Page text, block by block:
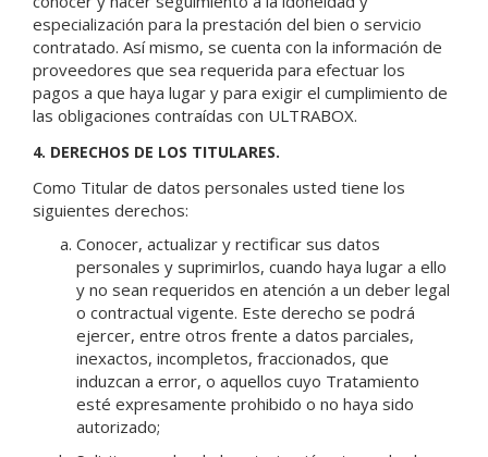
especialización para la prestación del bien o servicio
contratado. Así mismo, se cuenta con la información de
proveedores que sea requerida para efectuar los
pagos a que haya lugar y para exigir el cumplimiento de
las obligaciones contraídas con ULTRABOX.
4. DERECHOS DE LOS TITULARES.
Como Titular de datos personales usted tiene los
siguientes derechos:
Conocer, actualizar y rectificar sus datos
personales y suprimirlos, cuando haya lugar a ello
y no sean requeridos en atención a un deber legal
o contractual vigente. Este derecho se podrá
ejercer, entre otros frente a datos parciales,
inexactos, incompletos, fraccionados, que
induzcan a error, o aquellos cuyo Tratamiento
esté expresamente prohibido o no haya sido
autorizado;